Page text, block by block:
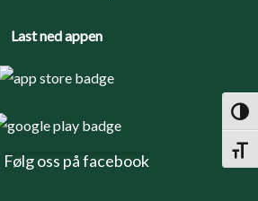
Last ned appen
Følg oss på facebook